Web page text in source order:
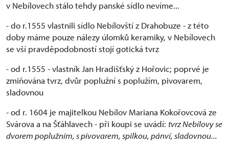
v Nebílovech stálo tehdy panské sídlo nevíme...
- do r.1555 vlastnili sídlo Nebílovští z Drahobuze - z této
doby máme pouze nálezy úlomků keramiky, v Nebílovech
se vší pravděpodobností stojí gotická tvrz
- od r.1555 - vlastník Jan Hradišťský z Hořovic; poprvé je
zmiňována tvrz, dvůr poplužní s poplužím, pivovarem,
sladovnou
- od r. 1604 je majitelkou Nebílov Mariana Kokořovcová ze
Svárova a na Šťáhlavech - při koupi se uvádí: tvrz Nebílovy se
dvorem poplužním, s pivovarem, spilkou, pánví, sladovnou...